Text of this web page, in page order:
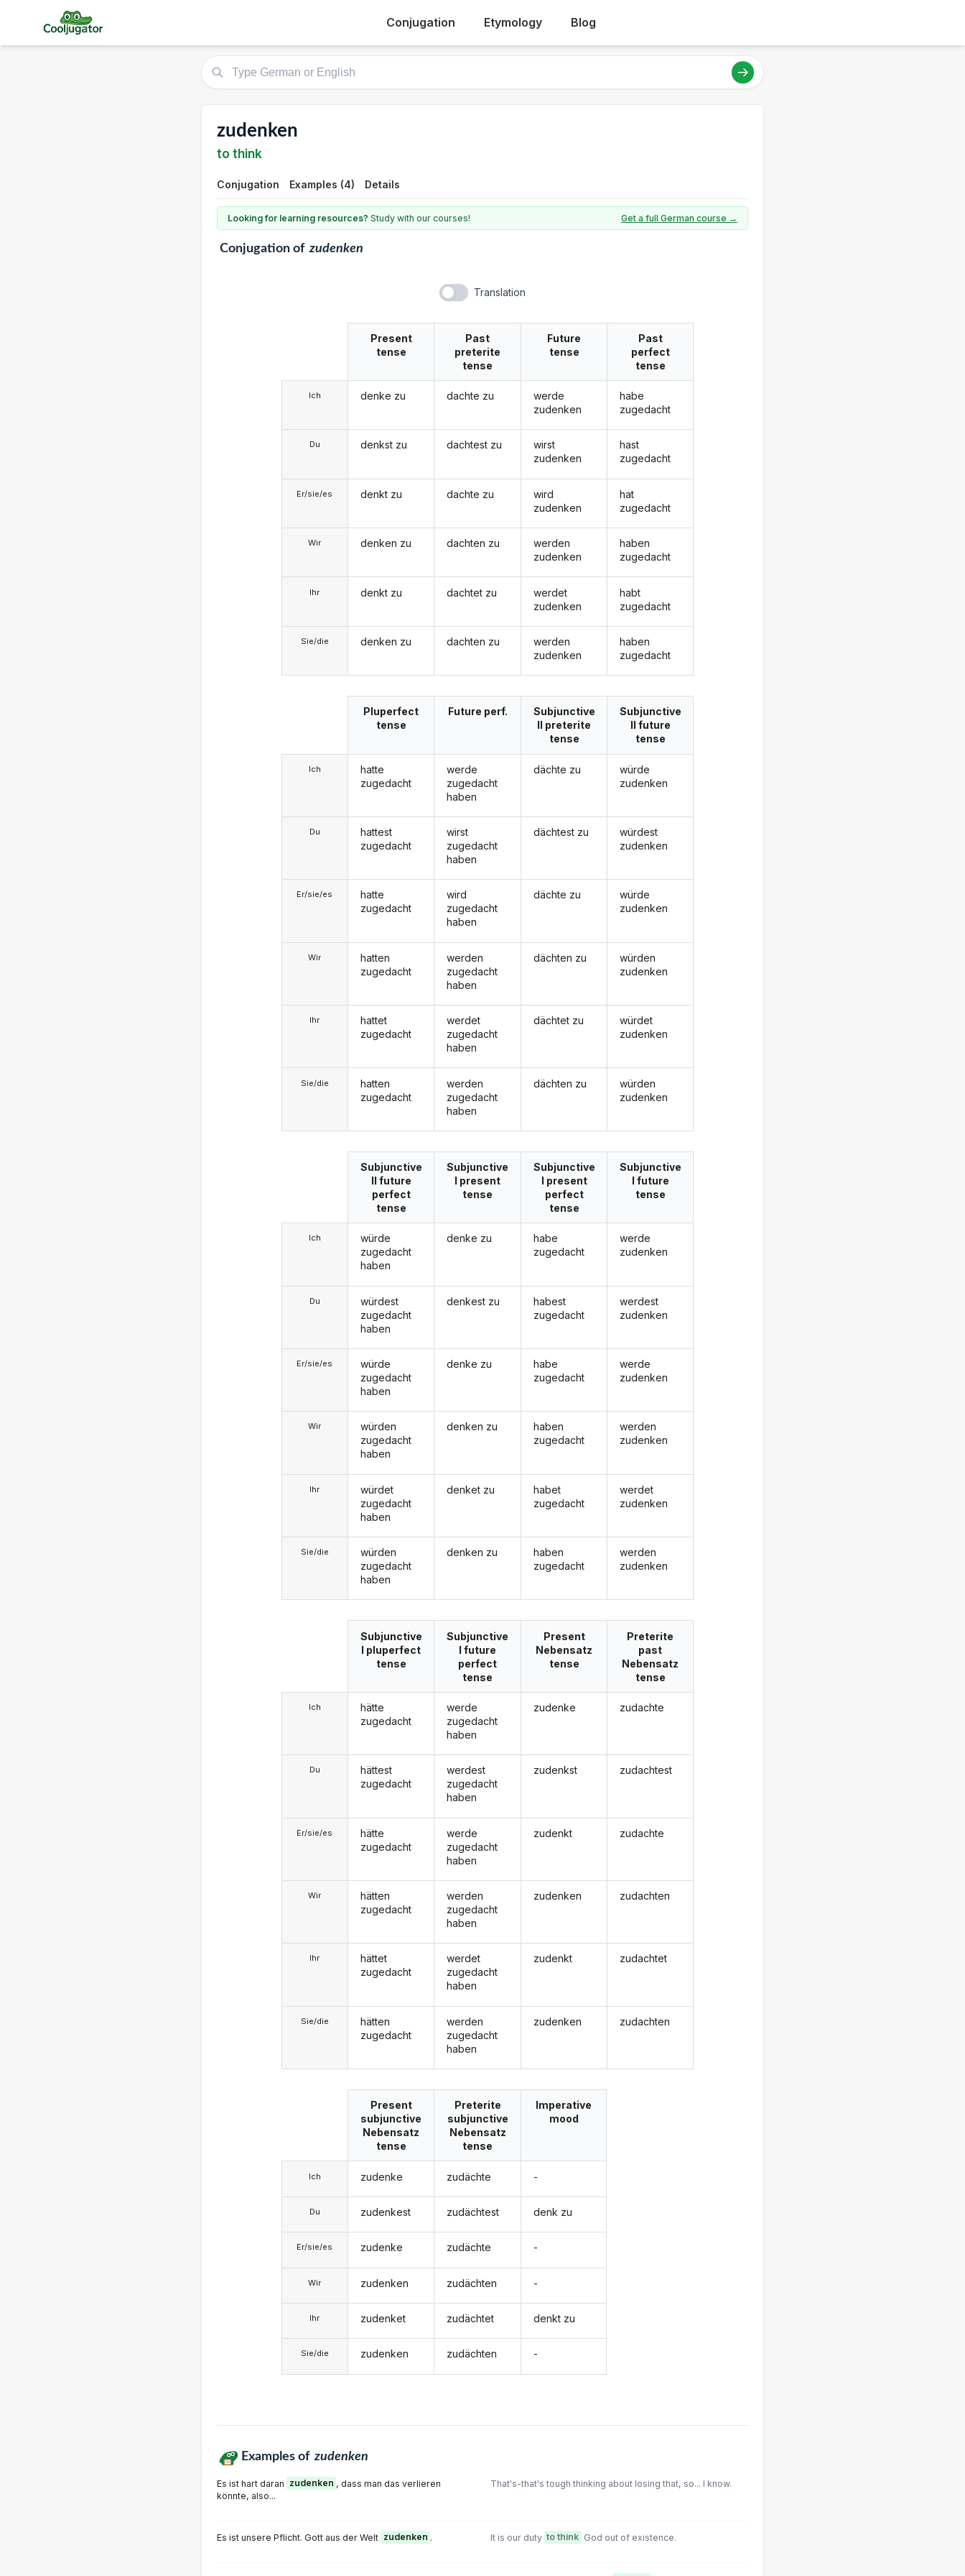
Conjugation Etymology Blog
zudenken
to think
Conjugation Examples (4) Details
Looking for learning resources? Study with our courses! Get a full German course →
Conjugationof zudenken
Translation
Ich
Du
Er/sie/es
Wir
Ihr
Sie/die
Present
tense
denke zu
denkst zu
denkt zu
denken zu
denkt zu
denken zu
Past
preterite
tense
dachte zu
dachtest zu
dachte zu
dachten zu
dachtet zu
dachten zu
Future
tense
werde
zudenken
wirst
zudenken
wird
zudenken
werden
zudenken
werdet
zudenken
werden
zudenken
Past
perfect
tense
habe
zugedacht
hast
zugedacht
hat
zugedacht
haben
zugedacht
habt
zugedacht
haben
zugedacht
Ich
Du
Er/sie/es
Wir
Ihr
Sie/die
Pluperfect
tense
hatte
zugedacht
hattest
zugedacht
hatte
zugedacht
hatten
zugedacht
hattet
zugedacht
hatten
zugedacht
Future perf.
werde
zugedacht
haben
wirst
zugedacht
haben
wird
zugedacht
haben
werden
zugedacht
haben
werdet
zugedacht
haben
werden
zugedacht
haben
Subjunctive
II preterite
tense
dächte zu
dächtest zu
dächte zu
dächten zu
dächtet zu
dächten zu
Subjunctive
II future
tense
würde
zudenken
würdest
zudenken
würde
zudenken
würden
zudenken
würdet
zudenken
würden
zudenken
Ich
Du
Er/sie/es
Wir
Ihr
Sie/die
Subjunctive
II future
perfect
tense
würde
zugedacht
haben
würdest
zugedacht
haben
würde
zugedacht
haben
würden
zugedacht
haben
würdet
zugedacht
haben
würden
zugedacht
haben
Subjunctive
I present
tense
denke zu
denkest zu
denke zu
denken zu
denket zu
denken zu
Subjunctive
I present
perfect
tense
habe
zugedacht
habest
zugedacht
habe
zugedacht
haben
zugedacht
habet
zugedacht
haben
zugedacht
Subjunctive
I future
tense
werde
zudenken
werdest
zudenken
werde
zudenken
werden
zudenken
werdet
zudenken
werden
zudenken
Ich
Du
Er/sie/es
Wir
Ihr
Sie/die
Subjunctive
I pluperfect
tense
hätte
zugedacht
hättest
zugedacht
hätte
zugedacht
hätten
zugedacht
hättet
zugedacht
hätten
zugedacht
Subjunctive
I future
perfect
tense
werde
zugedacht
haben
werdest
zugedacht
haben
werde
zugedacht
haben
werden
zugedacht
haben
werdet
zugedacht
haben
werden
zugedacht
haben
Present
Nebensatz
tense
zudenke
zudenkst
zudenkt
zudenken
zudenkt
zudenken
Preterite
past
Nebensatz
tense
zudachte
zudachtest
zudachte
zudachten
zudachtet
zudachten
Ich
Du
Er/sie/es
Wir
Ihr
Sie/die
Present
subjunctive
Nebensatz
tense
zudenke
zudenkest
zudenke
zudenken
zudenket
zudenken
Preterite
subjunctive
Nebensatz
tense
zudächte
zudächtest
zudächte
zudächten
zudächtet
zudächten
Imperative
mood
-
denk zu
-
-
denkt zu
-
Examples of zudenken
Es ist hart daran zudenken , dass man das verlieren
könnte, also...
That's-that's tough thinking about losing that, so... I know.
Es ist unsere Pflicht. Gott aus der Welt zudenken . It is our duty to think God out of existence.